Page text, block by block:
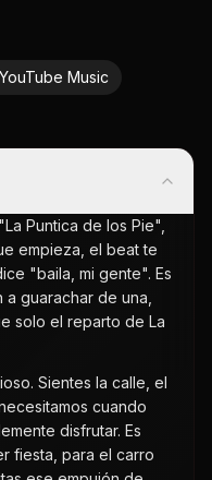
YouTube Music
Puntica de los Pie",
empieza, el beat te
"baila, mi gente". Es
guarachar de una,
solo el reparto de La
Sientes la calle, el
cuando
disfrutar. Es
fiesta, para el carro